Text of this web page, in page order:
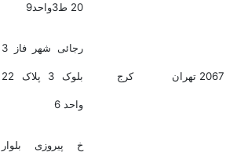
20 ط3واحد9
2067 تهران کرج
رجائی شهر فاز 3
بلوک 3 پلاک 22
واحد 6
خ پیروزی بلوار